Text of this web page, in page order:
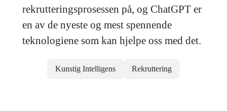
rekrutteringsprosessen på, og ChatGPT er
en av de nyeste og mest spennende
teknologiene som kan hjelpe oss med det.
Kunstig Intelligens Rekruttering